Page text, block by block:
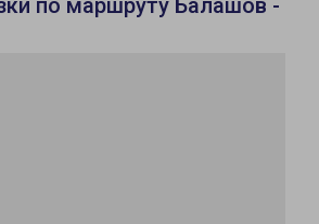
по маршруту Балашов -